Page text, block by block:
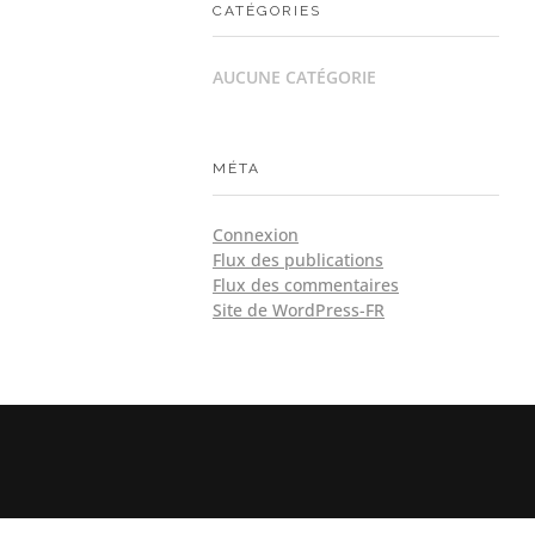
CATÉGORIES
AUCUNE CATÉGORIE
MÉTA
Connexion
Flux des publications
Flux des commentaires
Site de WordPress-FR